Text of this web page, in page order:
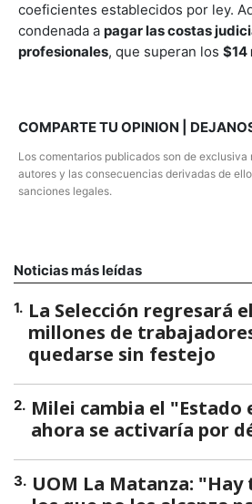
coeficientes establecidos por ley.
condenada a pagar las costas
profesionales, que superan los $14
COMPARTE TU OPINION |
Los comentarios publicados son de exclusiva
autores y las consecuencias derivadas de
sanciones legales.
Noticias más leídas
1. La Selección regresará
millones de
quedarse sin festejo
2. Milei cambia el "Estado
ahora se activaría por
3. UOM La Matanza: